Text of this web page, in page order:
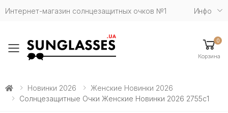
Интернет-магазин солнцезащитных очков №1 Инфо
Toggle mobile menu
0
Корзина
Новинки 2026
Женские Новинки 2026
Солнцезащитные Очки Женские Новинки 2026 2755c1